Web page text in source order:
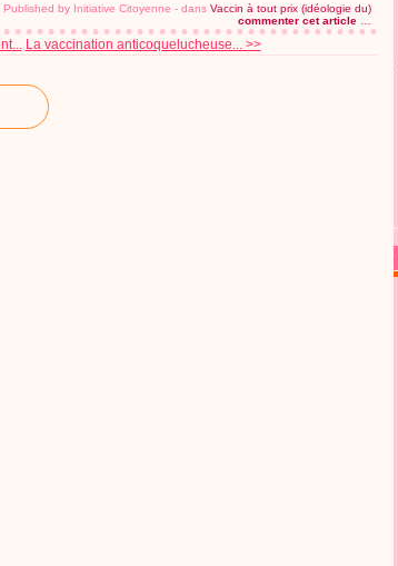
Published by Initiative Citoyenne - dans Vaccin à tout prix (idéologie du)
commenter cet article
La vaccination anticoquelucheuse... >>